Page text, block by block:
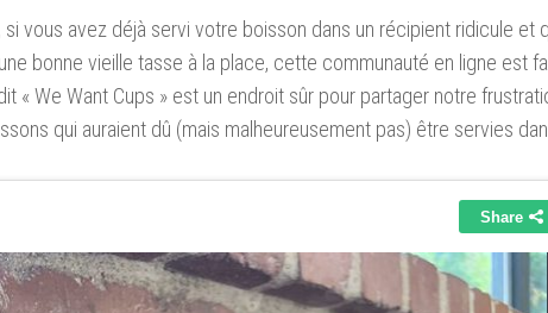
si vous avez déjà servi votre boisson dans un récipient ridicule et
bonne vieille tasse à la place, cette communauté en ligne est
« We Want Cups » est un endroit sûr pour partager notre
qui auraient dû (mais malheureusement pas) être servies